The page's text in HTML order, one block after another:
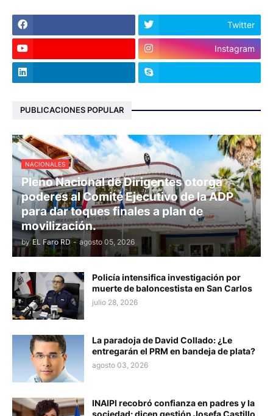
Twitter
Instagram
PUBLICACIONES POPULAR
NACIONALES
Pleno Nacional de Dirigentes otorga
poderes al Comité Ejecutivo de la ADP
para dar toques finales a plan de
movilización.
by EL Faro RD - agosto 05, 2026
Policía intensifica investigación por
muerte de baloncestista en San Carlos
julio 28, 2026
La paradoja de David Collado: ¿Le
entregarán el PRM en bandeja de plata?
agosto 03, 2026
INAIPI recobró confianza en padres y la
sociedad; dicen gestión Josefa Castillo